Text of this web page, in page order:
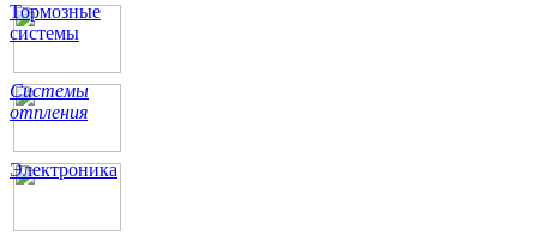
Тормозные
системы
Системы
отпления
Электроника